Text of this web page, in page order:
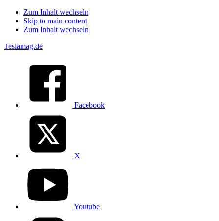
Zum Inhalt wechseln
Skip to main content
Zum Inhalt wechseln
Teslamag.de
Facebook
X
Youtube